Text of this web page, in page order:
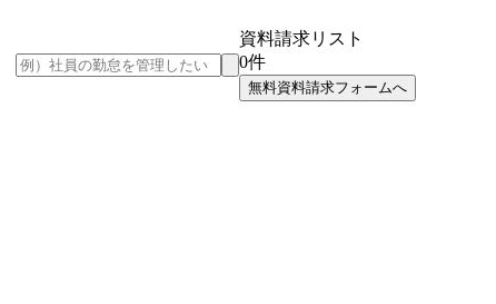
資料請求リスト
0件
無料資料請求フォームへ